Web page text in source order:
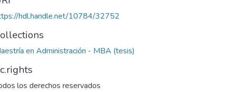
hdl.handle.net/10784/32752
en Administración - MBA (tesis)
los derechos reservados